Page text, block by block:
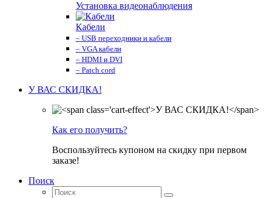
Установка видеонаблюдения
Кабели
– USB переходники и кабели
– VGA кабели
– HDMI и DVI
– Patch cord
У ВАС СКИДКА!
Как его получить?
Воспользуйтесь купоном на скидку при первом
заказе!
Поиск